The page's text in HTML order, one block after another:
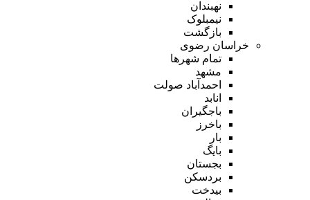
نهبندان
نیمبلوک
بازگشت
خراسان رضوی
تمام شهر‌ها
مشهد
احمدآباد صولت
انابد
باجگیران
باخرز
بار
بایگ
بجستان
بردسکن
بیدخت